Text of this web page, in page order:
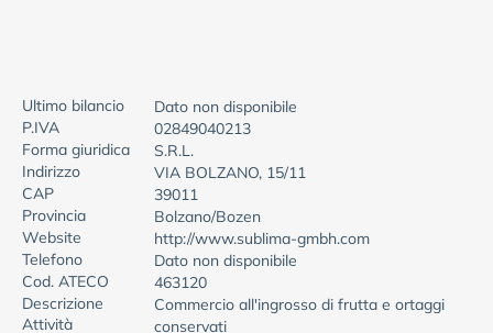
Ultimo bilancio
Dato non disponibile
P.IVA
02849040213
Forma giuridica
S.R.L.
Indirizzo
VIA BOLZANO, 15/11
CAP
39011
Provincia
Bolzano/Bozen
Website
http://www.sublima-gmbh.com
Telefono
Dato non disponibile
Cod. ATECO
463120
Descrizione
Attività
Commercio all'ingrosso di frutta e ortaggi
conservati